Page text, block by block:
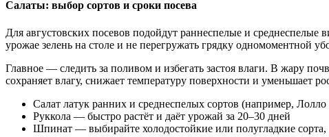
Салаты: выбор сортов и сроки посева
Для августовских посевов подойдут раннеспелые и
урожае зелень на столе и не перегружать грядку одномоментной
Главное — следить за поливом и избегать застоя влаги. В жару
сохраняет влагу, снижает температуру поверхности и уменьшает
Салат латук ранних и среднеспелых сортов (например,
Руккола — быстро растёт и даёт урожай за 20–30 дней
Шпинат — выбирайте холодостойкие или полугладкие сорта,